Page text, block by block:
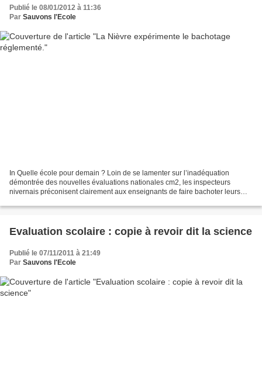
Publié le 08/01/2012 à 11:36
Par Sauvons l'Ecole
In Quelle école pour demain ? Loin de se lamenter sur l’inadéquation
démontrée des nouvelles évaluations nationales cm2, les inspecteurs
nivernais préconisent clairement aux enseignants de faire bachoter leurs
Evaluation scolaire : copie à revoir dit la science
Publié le 07/11/2011 à 21:49
Par Sauvons l'Ecole